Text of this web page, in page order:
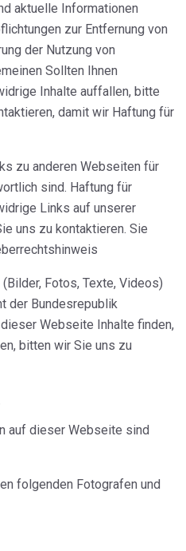
aktuelle Informationen
zur Entfernung von
der Nutzung von
Sollten Ihnen
Inhalte auffallen, bitte
damit wir Haftung für
zu anderen Webseiten für
sind. Haftung für
Links auf unserer
uns zu kontaktieren. Sie
Fotos, Texte, Videos)
der Bundesrepublik
Webseite Inhalte finden,
bitten wir Sie uns zu
auf dieser Webseite sind
folgenden Fotografen und